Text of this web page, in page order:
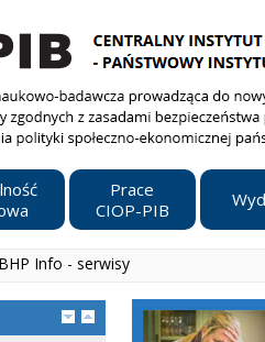
Prace
CIOP-PIB
BHP Info - serwisy